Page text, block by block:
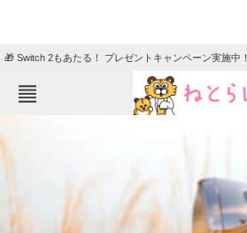
🎁 Switch 2もあたる！ プレゼントキャンペーン実施中！
クイズ
グルメ 地域